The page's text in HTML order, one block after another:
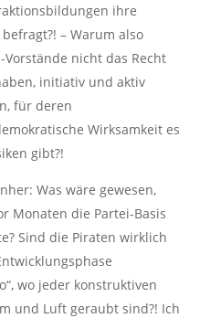
ihre
– Warum also
nicht das Recht
initiativ und aktiv
für deren
Wirksamkeit es
gibt?!
Was wäre gewesen,
Monaten die Partei-Basis
Sind die Piraten wirklich
wo jeder konstruktiven
und Luft geraubt sind?! Ich